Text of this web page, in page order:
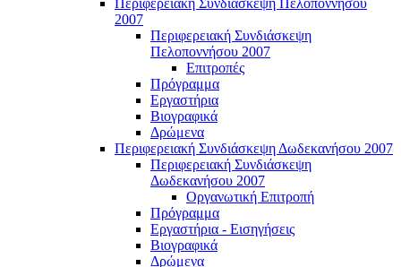
Περιφερειακή Συνδιάσκεψη Πελοποννήσου
2007
Περιφερειακή Συνδιάσκεψη
Πελοποννήσου 2007
Επιτροπές
Πρόγραμμα
Εργαστήρια
Βιογραφικά
Δρώμενα
Περιφερειακή Συνδιάσκεψη Δωδεκανήσου 2007
Περιφερειακή Συνδιάσκεψη
Δωδεκανήσου 2007
Οργανωτική Επιτροπή
Πρόγραμμα
Εργαστήρια - Εισηγήσεις
Βιογραφικά
Δρώμενα